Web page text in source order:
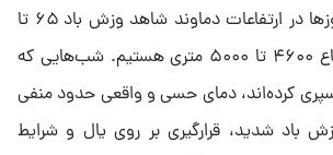
وی تاکید کرد: این روز‌ها در ارتفاعات دماوند شاهد وزش باد ۶۵ تا
۸۰ کیلومتری در ارتفاع ۴۶۰۰ تا ۵۰۰۰ متری هستیم. شب‌هایی که
سپری کرده‌اند، دمای حسی و واقعی حدود منفی
باد شدید، قرارگیری بر روی یال و شرایط